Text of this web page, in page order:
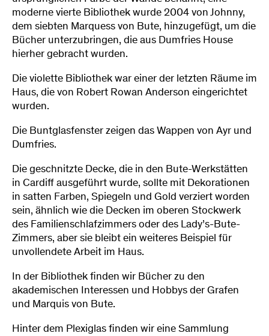
moderne vierte Bibliothek wurde 2004 von Johnny,
dem siebten Marquess von Bute, hinzugefügt, um die
Bücher unterzubringen, die aus Dumfries House
hierher gebracht wurden.
Die violette Bibliothek war einer der letzten Räume im
Haus, die von Robert Rowan Anderson eingerichtet
wurden.
Die Buntglasfenster zeigen das Wappen von Ayr und
Dumfries.
Die geschnitzte Decke, die in den Bute-Werkstätten
in Cardiff ausgeführt wurde, sollte mit Dekorationen
in satten Farben, Spiegeln und Gold verziert worden
sein, ähnlich wie die Decken im oberen Stockwerk
des Familienschlafzimmers oder des Lady’s-Bute-
Zimmers, aber sie bleibt ein weiteres Beispiel für
unvollendete Arbeit im Haus.
In der Bibliothek finden wir Bücher zu den
akademischen Interessen und Hobbys der Grafen
und Marquis von Bute.
Hinter dem Plexiglas finden wir eine Sammlung